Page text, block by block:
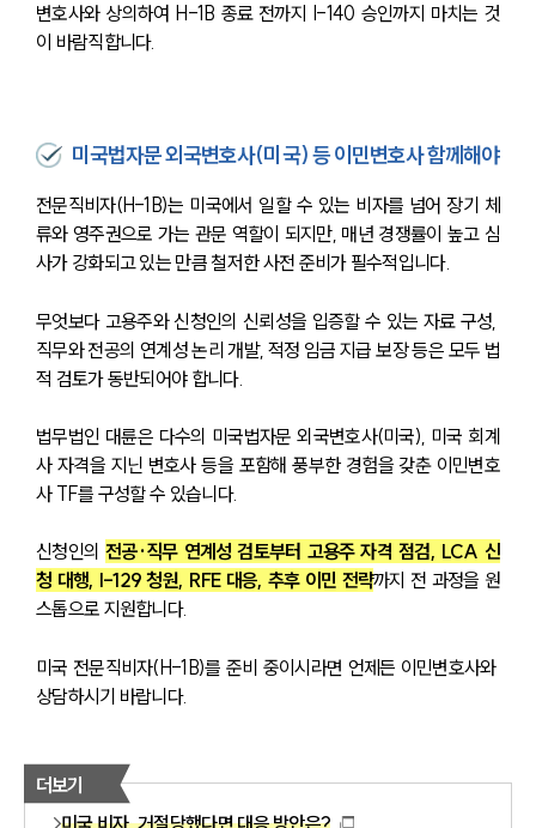
변호사와 상의하여 H-1B 종료 전까지 I-140 승인까지 마치는 것
이 바람직합니다.
미국법자문 외국변호사(미국) 등 이민변호사 함께해야
전문직비자(H-1B)는 미국에서 일할 수 있는 비자를 넘어 장기 체
류와 영주권으로 가는 관문 역할이 되지만, 매년 경쟁률이 높고 심
사가 강화되고 있는 만큼 철저한 사전 준비가 필수적입니다.
무엇보다 고용주와 신청인의 신뢰성을 입증할 수 있는 자료 구성,
직무와 전공의 연계성 논리 개발, 적정 임금 지급 보장 등은 모두 법
적 검토가 동반되어야 합니다.
법무법인 대륜은 다수의 미국법자문 외국변호사(미국), 미국 회계
사 자격을 지닌 변호사 등을 포함해 풍부한 경험을 갖춘 이민변호
사 TF를 구성할 수 있습니다.
신청인의 전공·직무 연계성 검토부터 고용주 자격 점검, LCA 신
청 대행, I-129 청원, RFE 대응, 추후 이민 전략까지 전 과정을 원
스톱으로 지원합니다.
미국 전문직비자(H-1B)를 준비 중이시라면 언제든 이민변호사와
상담하시기 바랍니다.
더보기